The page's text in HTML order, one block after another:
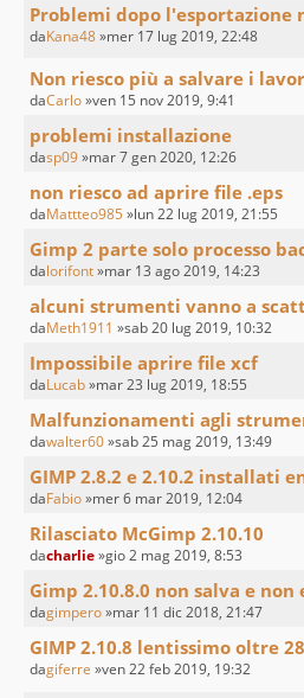
Problemi dopo l'esportazione
daKana48»mer 17 lug 2019, 22:48
Non riesco più a salvare i
daCarlo»ven 15 nov 2019, 9:41
problemi installazione
dasp09»mar 7 gen 2020, 12:26
non riesco ad aprire file .eps
daMattteo985 »lun 22 lug 2019, 21:55
Gimp 2 parte solo processo
dalorifont»mar 13 ago 2019, 14:23
alcuni strumenti vanno a
daMeth1911 »sab 20 lug 2019, 10:32
Impossibile aprire file xcf
daLucab»mar 23 lug 2019, 18:55
Malfunzionamenti agli
dawalter60»sab 25 mag 2019, 13:49
GIMP 2.8.2 e 2.10.2 installati
daFabio»mer 6 mar 2019, 12:04
Rilasciato McGimp 2.10.10
dacharlie»gio 2 mag 2019, 8:53
Gimp 2.10.8.0 non salva e non
dagimpero»mar 11 dic 2018, 21:47
GIMP 2.10.8 lentissimo oltre
dagiferre »ven 22 feb 2019, 19:32